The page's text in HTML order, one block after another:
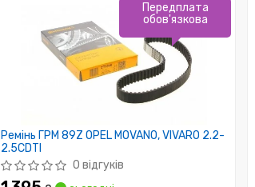
Ремінь ГРМ 89Z OPEL MOVANO, VIVARO 2.2-
2.5CDTI
0 відгуків
Передплата
обов'язкова